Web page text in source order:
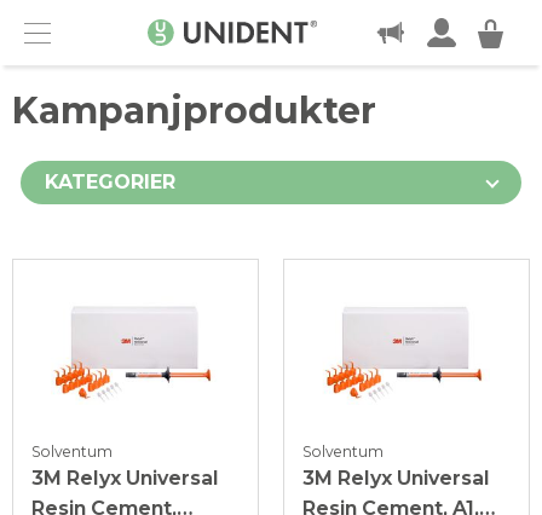
Menu
KONTAKT
Kampanjprodukter
KATEGORIER
Solventum
3M Relyx Universal
Resin Cement,
Solventum
3M Relyx Universal
Resin Cement, A1,